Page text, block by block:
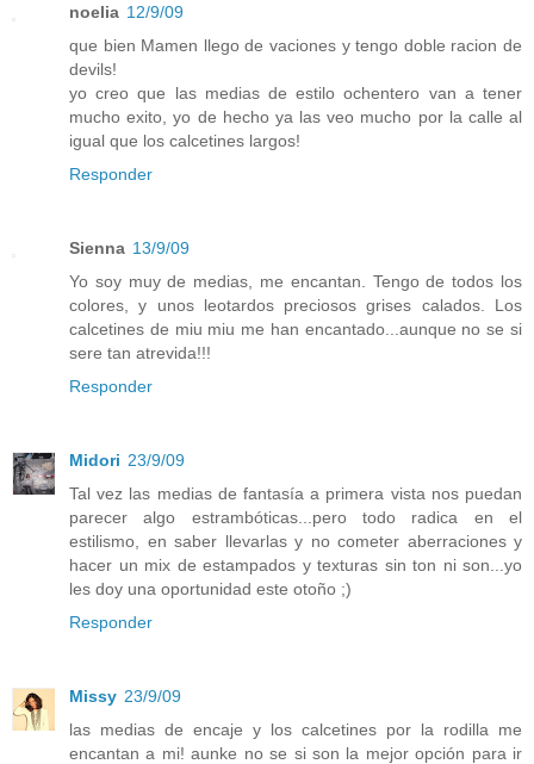
noelia 12/9/09
que bien Mamen llego de vaciones y tengo doble racion de
devils!
yo creo que las medias de estilo ochentero van a tener
mucho exito, yo de hecho ya las veo mucho por la calle al
igual que los calcetines largos!
Responder
Sienna 13/9/09
Yo soy muy de medias, me encantan. Tengo de todos los
colores, y unos leotardos preciosos grises calados. Los
calcetines de miu miu me han encantado...aunque no se si
sere tan atrevida!!!
Responder
Midori 23/9/09
Tal vez las medias de fantasía a primera vista nos puedan
parecer algo estrambóticas...pero todo radica en el
estilismo, en saber llevarlas y no cometer aberraciones y
hacer un mix de estampados y texturas sin ton ni son...yo
les doy una oportunidad este otoño ;)
Responder
Missy 23/9/09
las medias de encaje y los calcetines por la rodilla me
encantan a mi! aunke no se si son la mejor opción para ir